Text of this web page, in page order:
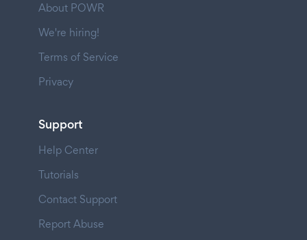
About POWR
We're hiring!
Terms of Service
Privacy
Support
Help Center
Tutorials
Contact Support
Report Abuse